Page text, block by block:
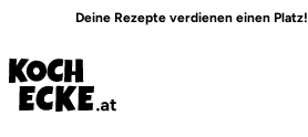
Inhalt
Deine Rezepte verdienen einen Platz!